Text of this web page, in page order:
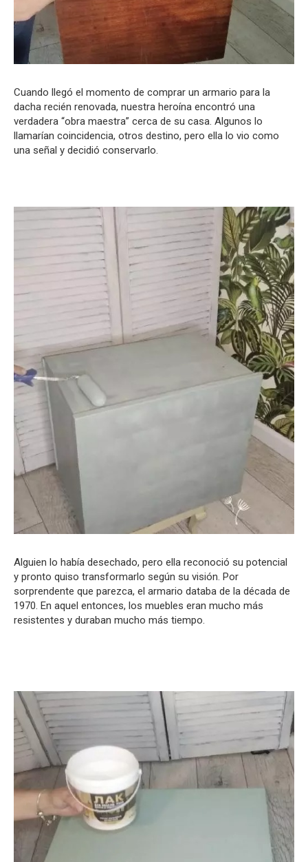
Cuando llegó el momento de comprar un armario para la
dacha recién renovada, nuestra heroína encontró una
verdadera “obra maestra” cerca de su casa. Algunos lo
llamarían coincidencia, otros destino, pero ella lo vio como
una señal y decidió conservarlo.
Alguien lo había desechado, pero ella reconoció su potencial
y pronto quiso transformarlo según su visión. Por
sorprendente que parezca, el armario databa de la década de
1970. En aquel entonces, los muebles eran mucho más
resistentes y duraban mucho más tiempo.